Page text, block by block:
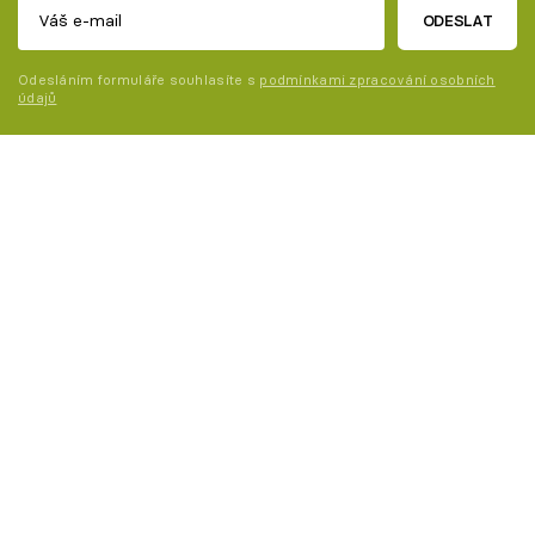
ODESLAT
Odesláním formuláře souhlasíte s podmínkami zpracování osobních
údajů